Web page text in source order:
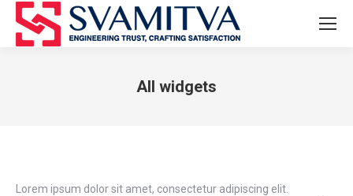
All widgets
Lorem ipsum dolor sit amet, consectetur adipiscing elit.